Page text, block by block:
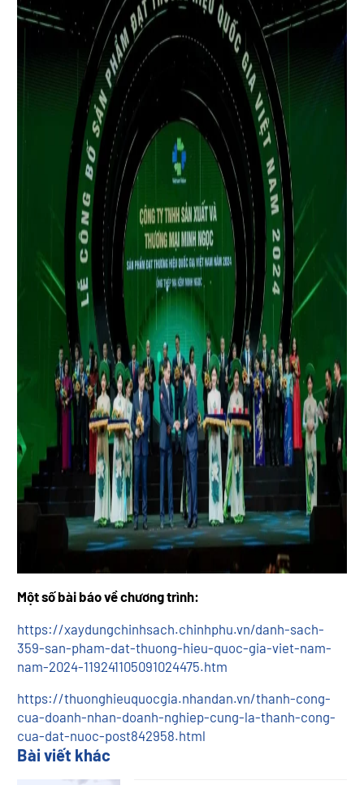
Một số bài báo về chương trình:
https://xaydungchinhsach.chinhphu.vn/danh-sach-
359-san-pham-dat-thuong-hieu-quoc-gia-viet-nam-
nam-2024-119241105091024475.htm
https://thuonghieuquocgia.nhandan.vn/thanh-cong-
cua-doanh-nhan-doanh-nghiep-cung-la-thanh-cong-
cua-dat-nuoc-post842958.html
Bài viết khác